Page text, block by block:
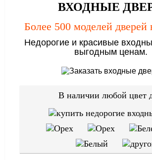
ВХОДНЫЕ
Более 500 моделей дверей
Недорогие и красивые
выгодным ценам.
В наличии любой цвет